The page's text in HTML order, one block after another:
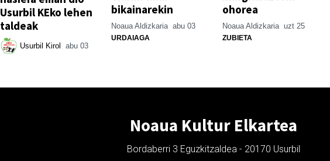
Usurbil KEko lehen
taldeak
Usurbil Kirol abu 03
bikainarekin
Noaua Aldizkaria abu 03
URDAIAGA
ohorea
Noaua Aldizkaria uzt 25
ZUBIETA
Noaua Kultur Elkartea
Bordaberri 3 Eguzkitzaldea - 20170 Usurbil